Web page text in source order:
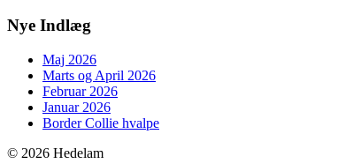
Nye Indlæg
Maj 2026
Marts og April 2026
Februar 2026
Januar 2026
Border Collie hvalpe
© 2026 Hedelam